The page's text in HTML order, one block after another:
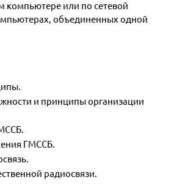
компьютере или по сетевой
объединенных одной
и принципы организации
ГМССБ.
радиосвязи.